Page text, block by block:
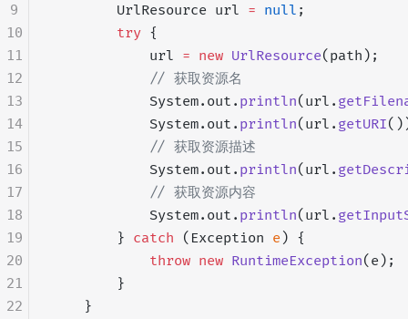
        UrlResource url
= null ;
        try
{
            url
= new UrlResource(path);
            // 获取资源名
            System.out.
println(url.
            System.out.
println(url. getURI
            // 获取资源描述
            System.out.
println(url.
            // 获取资源内容
            System.out.
println(url.
        }
catch (Exception e) {
            throw
new RuntimeException(e);
        }
    }
9
10
11
12
13
14
15
16
17
18
19
20
21
22